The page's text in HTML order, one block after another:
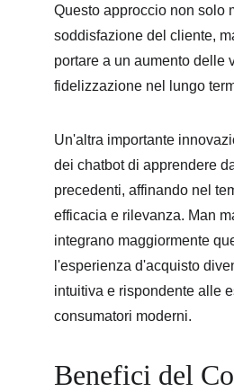
Questo approccio non solo
soddisfazione del cliente,
portare a un aumento delle
fidelizzazione nel lungo
Un'altra importante
dei chatbot di apprendere
precedenti, affinando nel
efficacia e rilevanza. Man
integrano maggiormente
l'esperienza d'acquisto
intuitiva e rispondente alle
consumatori moderni.
Benefici del